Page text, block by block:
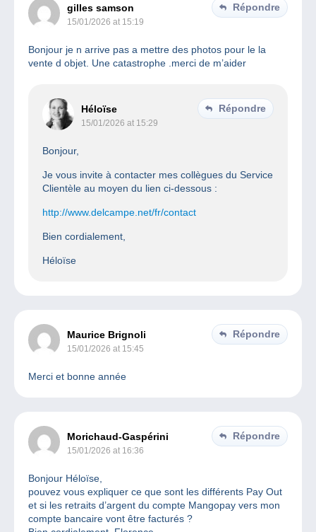
gilles samson
15/01/2026 at 15:19
Répondre
Bonjour je n arrive pas a mettre des photos pour le la
vente d objet. Une catastrophe .merci de m’aider
Héloïse
15/01/2026 at 15:29
Répondre
Bonjour,
Je vous invite à contacter mes collègues du Service
Clientèle au moyen du lien ci-dessous :
http://www.delcampe.net/fr/contact
Bien cordialement,
Héloïse
Maurice Brignoli
15/01/2026 at 15:45
Répondre
Merci et bonne année
Morichaud-Gaspérini
15/01/2026 at 16:36
Répondre
Bonjour Héloïse,
pouvez vous expliquer ce que sont les différents Pay Out
et si les retraits d’argent du compte Mangopay vers mon
compte bancaire vont être facturés ?